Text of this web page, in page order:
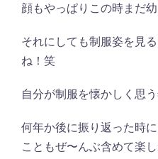
顔もやっぱりこの時まだ
それにしても制服姿を見
ね！笑
自分が制服を懐かしく思
何年か後に振り返った時
こともぜ〜んぶ含めて楽